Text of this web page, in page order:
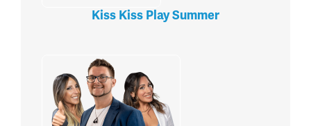
Kiss Kiss Play Summer